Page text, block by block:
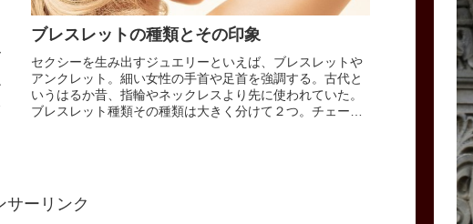
ブレスレットの種類とその印象
セクシーを生み出すジュエリーといえば、ブレスレットや
アンクレット。細い女性の手首や足首を強調する。古代と
いうはるか昔、指輪やネックレスより先に使われていた。
ブレスレット種類その種類は大きく分けて２つ。チェーン
サーリンク